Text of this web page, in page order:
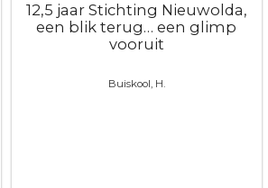
12,5 jaar Stichting Nieuwolda,
een blik terug… een glimp
vooruit
Buiskool, H.